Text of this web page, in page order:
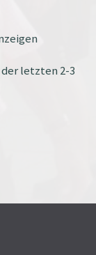
letzten 2-3